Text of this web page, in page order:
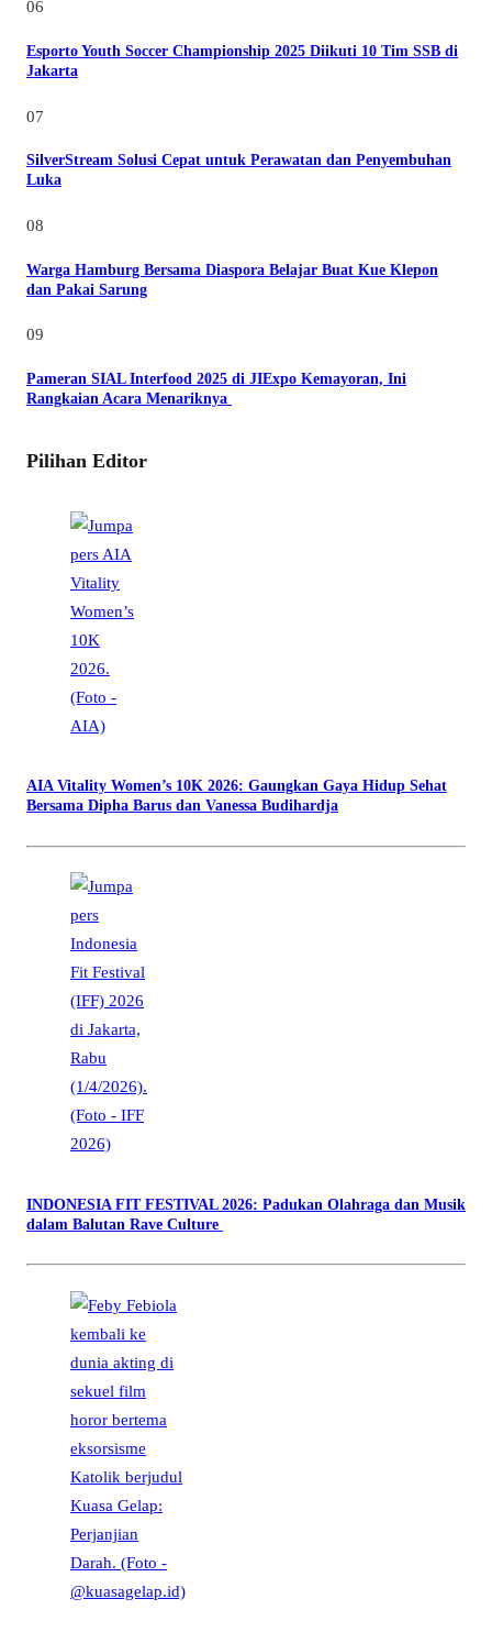
06
Esporto Youth Soccer Championship 2025 Diikuti 10 Tim SSB di
Jakarta
07
SilverStream Solusi Cepat untuk Perawatan dan Penyembuhan
Luka
08
Warga Hamburg Bersama Diaspora Belajar Buat Kue Klepon
dan Pakai Sarung
09
Pameran SIAL Interfood 2025 di JIExpo Kemayoran, Ini
Rangkaian Acara Menariknya
Pilihan Editor
AIA Vitality Women’s 10K 2026: Gaungkan Gaya Hidup Sehat
Bersama Dipha Barus dan Vanessa Budihardja
INDONESIA FIT FESTIVAL 2026: Padukan Olahraga dan Musik
dalam Balutan Rave Culture